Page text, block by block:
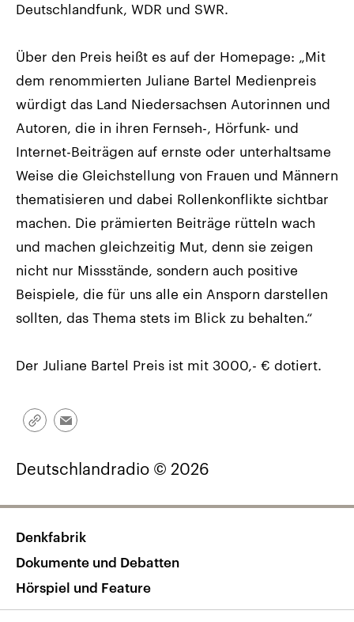
Deutschlandfunk, WDR und SWR.
Über den Preis heißt es auf der Homepage: „Mit
dem renommierten Juliane Bartel Medienpreis
würdigt das Land Niedersachsen Autorinnen und
Autoren, die in ihren Fernseh-, Hörfunk- und
Internet-Beiträgen auf ernste oder unterhaltsame
Weise die Gleichstellung von Frauen und Männern
thematisieren und dabei Rollenkonflikte sichtbar
machen. Die prämierten Beiträge rütteln wach
und machen gleichzeitig Mut, denn sie zeigen
nicht nur Missstände, sondern auch positive
Beispiele, die für uns alle ein Ansporn darstellen
sollten, das Thema stets im Blick zu behalten.“
Der Juliane Bartel Preis ist mit 3000,- € dotiert.
Link
Email
Deutschlandradio © 2026
Denkfabrik
Dokumente und Debatten
Hörspiel und Feature